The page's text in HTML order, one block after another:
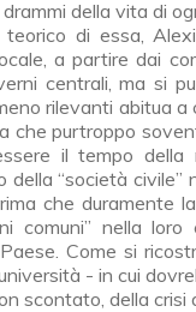
della vita di
di essa,
a partire dai
centrali, ma si
rilevanti abitua a
che purtroppo
il tempo della
“società
che duramente
comuni” nella
Come si
- in cui
scontato, della crisi